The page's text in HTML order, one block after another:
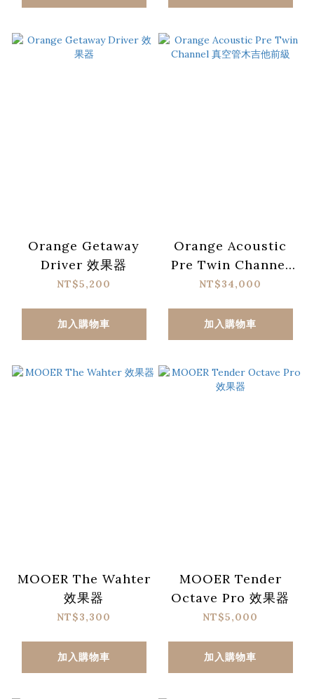
Orange Getaway
Driver 效果器
NT$5,200
加入購物車
Orange Acoustic
Pre Twin Channel
真空管木吉他前級
NT$34,000
加入購物車
MOOER The Wahter
效果器
NT$3,300
加入購物車
MOOER Tender
Octave Pro 效果器
NT$5,000
加入購物車